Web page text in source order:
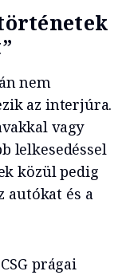
nem
az interjúra.
vagy
lelkesedéssel
közül pedig
autókat és a
prágai